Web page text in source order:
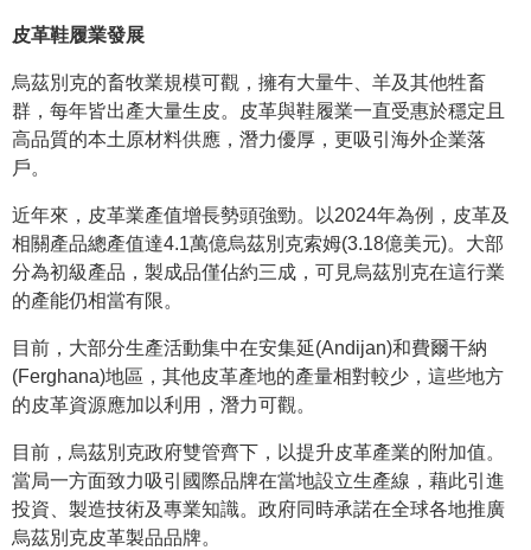
皮革鞋履業發展
烏茲別克的畜牧業規模可觀，擁有大量牛、羊及其他牲畜
群，每年皆出產大量生皮。皮革與鞋履業一直受惠於穩定且
高品質的本土原材料供應，潛力優厚，更吸引海外企業落
戶。
近年來，皮革業產值增長勢頭強勁。以2024年為例，皮革及
相關產品總產值達4.1萬億烏茲別克索姆(3.18億美元)。大部
分為初級產品，製成品僅佔約三成，可見烏茲別克在這行業
的產能仍相當有限。
目前，大部分生產活動集中在安集延(Andijan)和費爾干納
(Ferghana)地區，其他皮革產地的產量相對較少，這些地方
的皮革資源應加以利用，潛力可觀。
目前，烏茲別克政府雙管齊下，以提升皮革產業的附加值。
當局一方面致力吸引國際品牌在當地設立生產線，藉此引進
投資、製造技術及專業知識。政府同時承諾在全球各地推廣
烏茲別克皮革製品品牌。